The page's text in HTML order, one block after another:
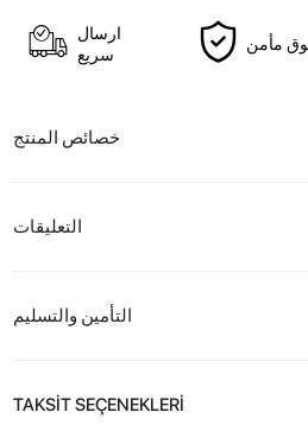
ارسال
سريع
مأمن
خصائص المنتج
التعليقات
التأمين والتسليم
TAKSİT SEÇENEKLERİ